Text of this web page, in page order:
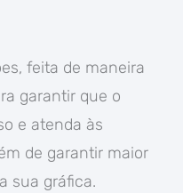
feita de maneira
garantir que o
e atenda às
de garantir maior
sua gráfica.